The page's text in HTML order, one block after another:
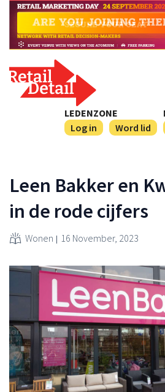
LEDENZONE
Log in
Word lid
Leen Bakker en
in de rode cijfers
Wonen 16 November, 2023